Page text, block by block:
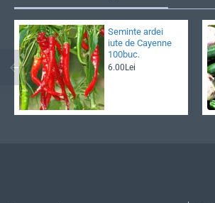
Seminte ardei
iute de Cayenne
100buc.
6.00Lei